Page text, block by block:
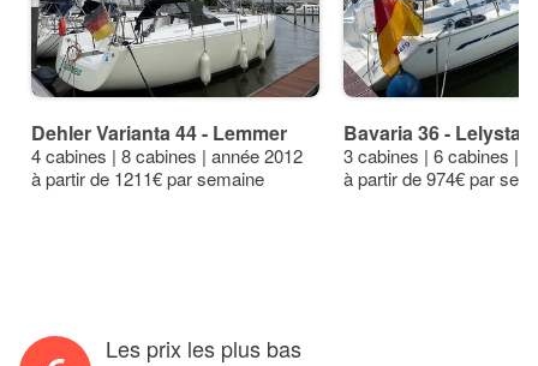
Dehler Varianta 44 - Lemmer
4 cabines | 8 cabines | année 2012
à partir de 1211€ par semaine
Bavaria 36 - Lelystad
3 cabines | 6 cabines |
à partir de 974€ par
Les prix les plus bas